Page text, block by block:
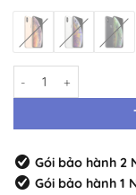
iPhone XS Max
Gói bảo hành 2
Gói bảo hành 1